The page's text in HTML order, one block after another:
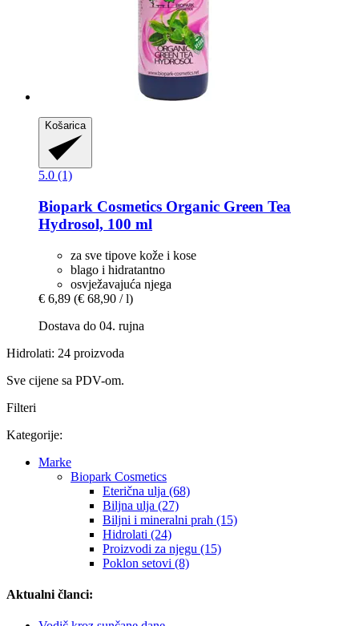
Košarica
5.0 (1)
Biopark Cosmetics Organic Green Tea
Hydrosol, 100 ml
za sve tipove kože i kose
blago i hidratantno
osvježavajuća njega
€ 6,89 (€ 68,90 / l)
Dostava do 04. rujna
Hidrolati: 24 proizvoda
Sve cijene sa PDV-om.
Filteri
Kategorije:
Marke
Biopark Cosmetics
Eterična ulja (68)
Biljna ulja (27)
Biljni i mineralni prah (15)
Hidrolati (24)
Proizvodi za njegu (15)
Poklon setovi (8)
Aktualni članci: